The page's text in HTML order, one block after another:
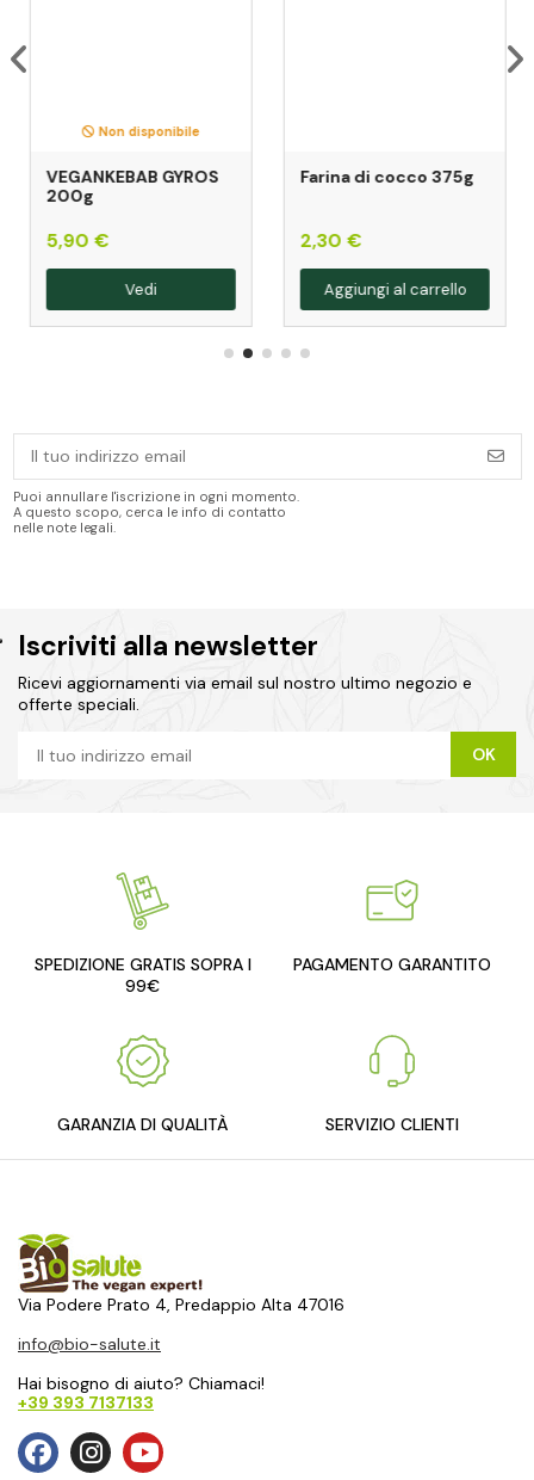
Non disponibile
VEGANKEBAB GYROS
200g
5,90 €
Vedi
Farina di cocco 375g
2,30 €
Aggiungi al carrello
Puoi annullare l'iscrizione in ogni momento.
A questo scopo, cerca le info di contatto
nelle note legali.
Iscriviti alla newsletter
Ricevi aggiornamenti via email sul nostro ultimo negozio e
offerte speciali.
SPEDIZIONE GRATIS SOPRA I
99€
PAGAMENTO GARANTITO
GARANZIA DI QUALITÀ SERVIZIO CLIENTI
Via Podere Prato 4, Predappio Alta 47016
info@bio-salute.it
Hai bisogno di aiuto? Chiamaci!
+39 393 7137133